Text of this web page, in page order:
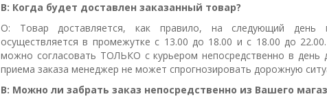
В: Когда будет доставлен заказанный товар?
О: Товар доставляется, как правило, на следующий день
осуществляется в промежутке с 13.00 до 18.00 и с 18.00 до
можно согласовать ТОЛЬКО с курьером непосредственно в день
приема заказа менеджер не может спрогнозировать дорожную
В: Можно ли забрать заказ непосредственно из Вашего